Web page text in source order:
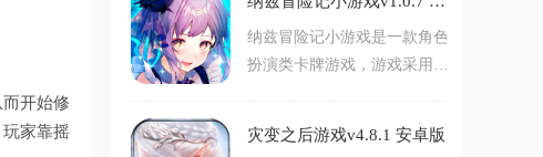
开始修
家靠摇
的？用转盘决定，结局是怎样
的？还是用转盘决定，多种选
择全部都是用转盘决定，对于
福音，并且超级好笑好玩，快
纳兹冒险记小游戏是一款角色
扮演类卡牌游戏，游戏采用日
敌人展开战斗。同时你还可以
灾变之后游戏v4.8.1 安卓版